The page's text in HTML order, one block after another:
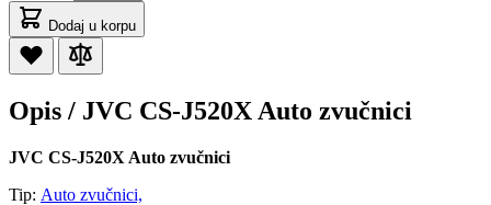
Dodaj u korpu
Opis / JVC CS-J520X Auto zvučnici
JVC CS-J520X Auto zvučnici
Tip: Auto zvučnici,